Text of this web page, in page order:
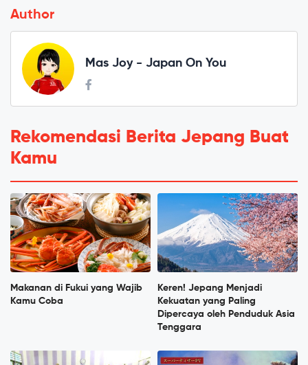
Author
Mas Joy - Japan On You
Rekomendasi Berita Jepang Buat
Kamu
Makanan di Fukui yang Wajib
Kamu Coba
Keren! Jepang Menjadi
Kekuatan yang Paling
Dipercaya oleh Penduduk Asia
Tenggara